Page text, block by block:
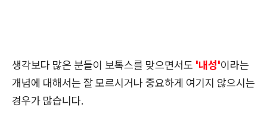
생각보다 많은 분들이 보톡스를 맞으면서도 '내성'이라는
개념에 대해서는 잘 모르시거나 중요하게 여기지 않으시는
경우가 많습니다.